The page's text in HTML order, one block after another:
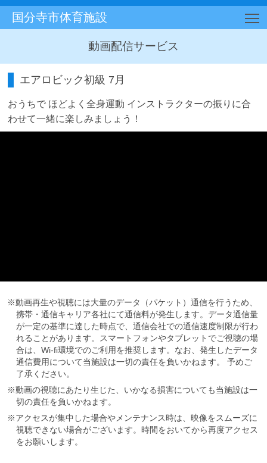
国分寺市体育施設
動画配信サービス
エアロビック初級 7月
おうちで ほどよく全身運動 インストラクターの振りに合
わせて一緒に楽しみましょう！
※動画再生や視聴には大量のデータ（パケット）通信を行うため、
携帯・通信キャリア各社にて通信料が発生します。データ通信量
が一定の基準に達した時点で、通信会社での通信速度制限が行わ
れることがあります。スマートフォンやタブレットでご視聴の場
合は、Wi-fi環境でのご利用を推奨します。なお、発生したデータ
通信費用について当施設は一切の責任を負いかねます。 予めご
了承ください。
※動画の視聴にあたり生じた、いかなる損害についても当施設は一
切の責任を負いかねます。
※アクセスが集中した場合やメンテナンス時は、映像をスムーズに
視聴できない場合がございます。時間をおいてから再度アクセス
をお願いします。